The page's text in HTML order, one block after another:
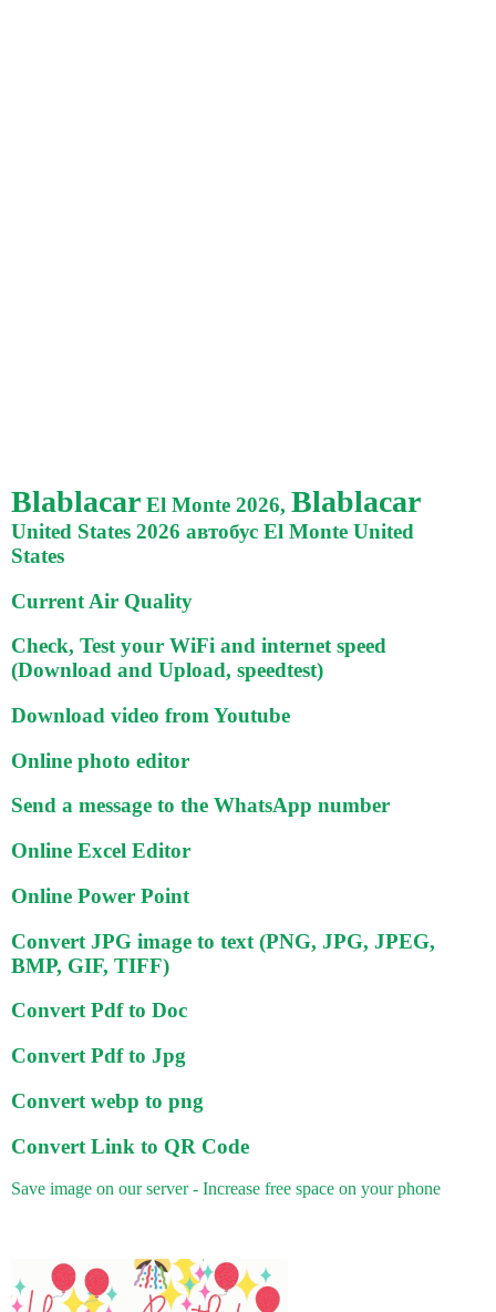
Blablacar El Monte 2026, Blablacar
United States 2026 автобус El Monte United
States
Current Air Quality
Check, Test your WiFi and internet speed
(Download and Upload, speedtest)
Download video from Youtube
Online photo editor
Send a message to the WhatsApp number
Online Excel Editor
Online Power Point
Convert JPG image to text (PNG, JPG, JPEG,
BMP, GIF, TIFF)
Convert Pdf to Doc
Convert Pdf to Jpg
Convert webp to png
Convert Link to QR Code
Save image on our server - Increase free space on your phone